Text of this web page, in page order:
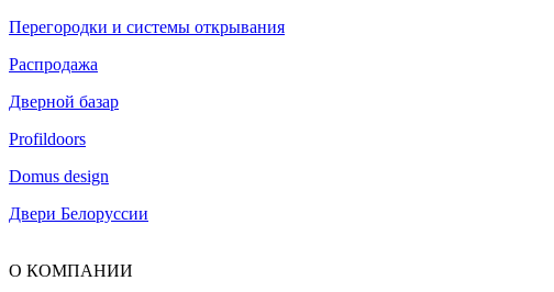
Перегородки и системы открывания
Распродажа
Дверной базар
Profildoors
Domus design
Двери Белоруссии
О КОМПАНИИ